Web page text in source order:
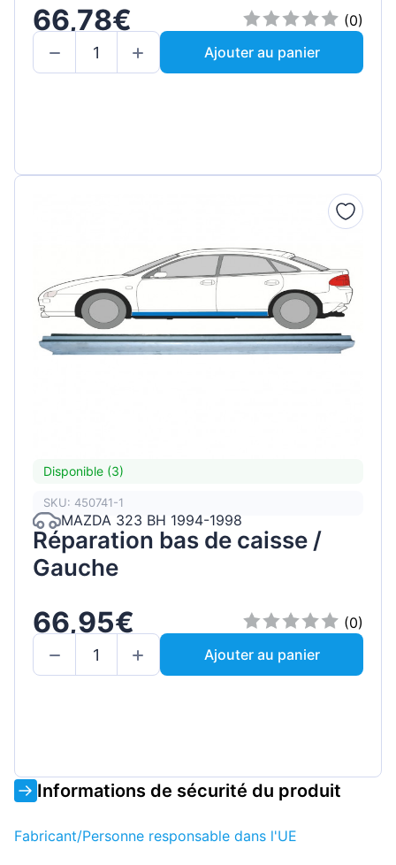
66,78€
(0)
Ajouter au panier
Disponible (3)
SKU: 450741-1
MAZDA 323 BH 1994-1998
Réparation bas de caisse /
Gauche
66,95€
(0)
Ajouter au panier
Informations de sécurité du produit
Fabricant/Personne responsable dans l'UE